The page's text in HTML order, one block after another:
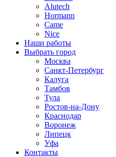
Alutech
Hormann
Came
Nice
Наши работы
Выбрать город
Москва
Санкт-Петербург
Калуга
Тамбов
Тула
Ростов-на-Дону
Краснодар
Воронеж
Липецк
Уфа
Контакты